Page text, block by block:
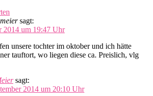
sagt:
2014 um 19:47 Uhr
unsere tochter im oktober und ich hätte
tauftort, wo liegen diese ca. Preislich, vlg
sagt:
2014 um 20:10 Uhr